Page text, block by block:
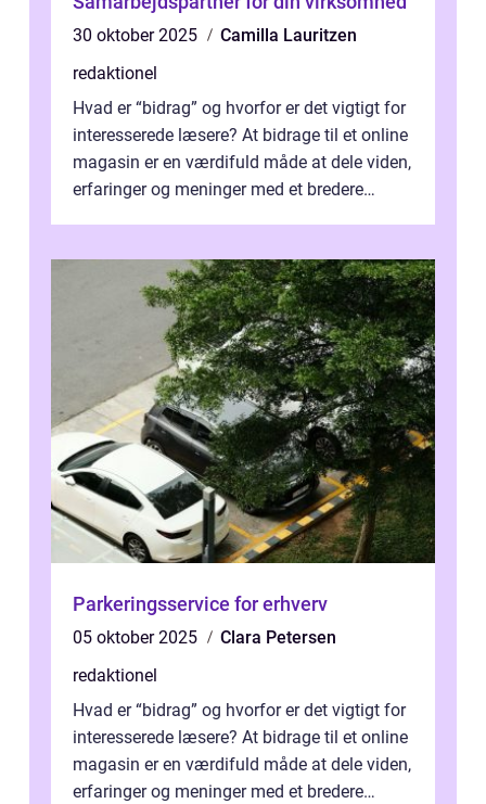
30 oktober 2025
Camilla Lauritzen
redaktionel
Hvad er “bidrag” og hvorfor er det vigtigt for
interesserede læsere? At bidrage til et online
magasin er en værdifuld måde at dele viden,
erfaringer og meninger med et bredere
Parkeringsservice for erhverv
05 oktober 2025
Clara Petersen
redaktionel
Hvad er “bidrag” og hvorfor er det vigtigt for
interesserede læsere? At bidrage til et online
magasin er en værdifuld måde at dele viden,
erfaringer og meninger med et bredere